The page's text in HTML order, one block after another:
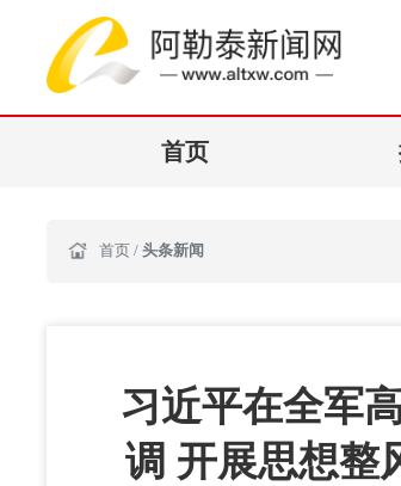
首页
首页 / 头条新闻
习近平在全军
调 开展思想整